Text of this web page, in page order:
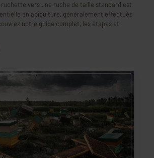
vers une ruche de taille standard est
en apiculture, généralement effectuée
notre guide complet, les étapes et